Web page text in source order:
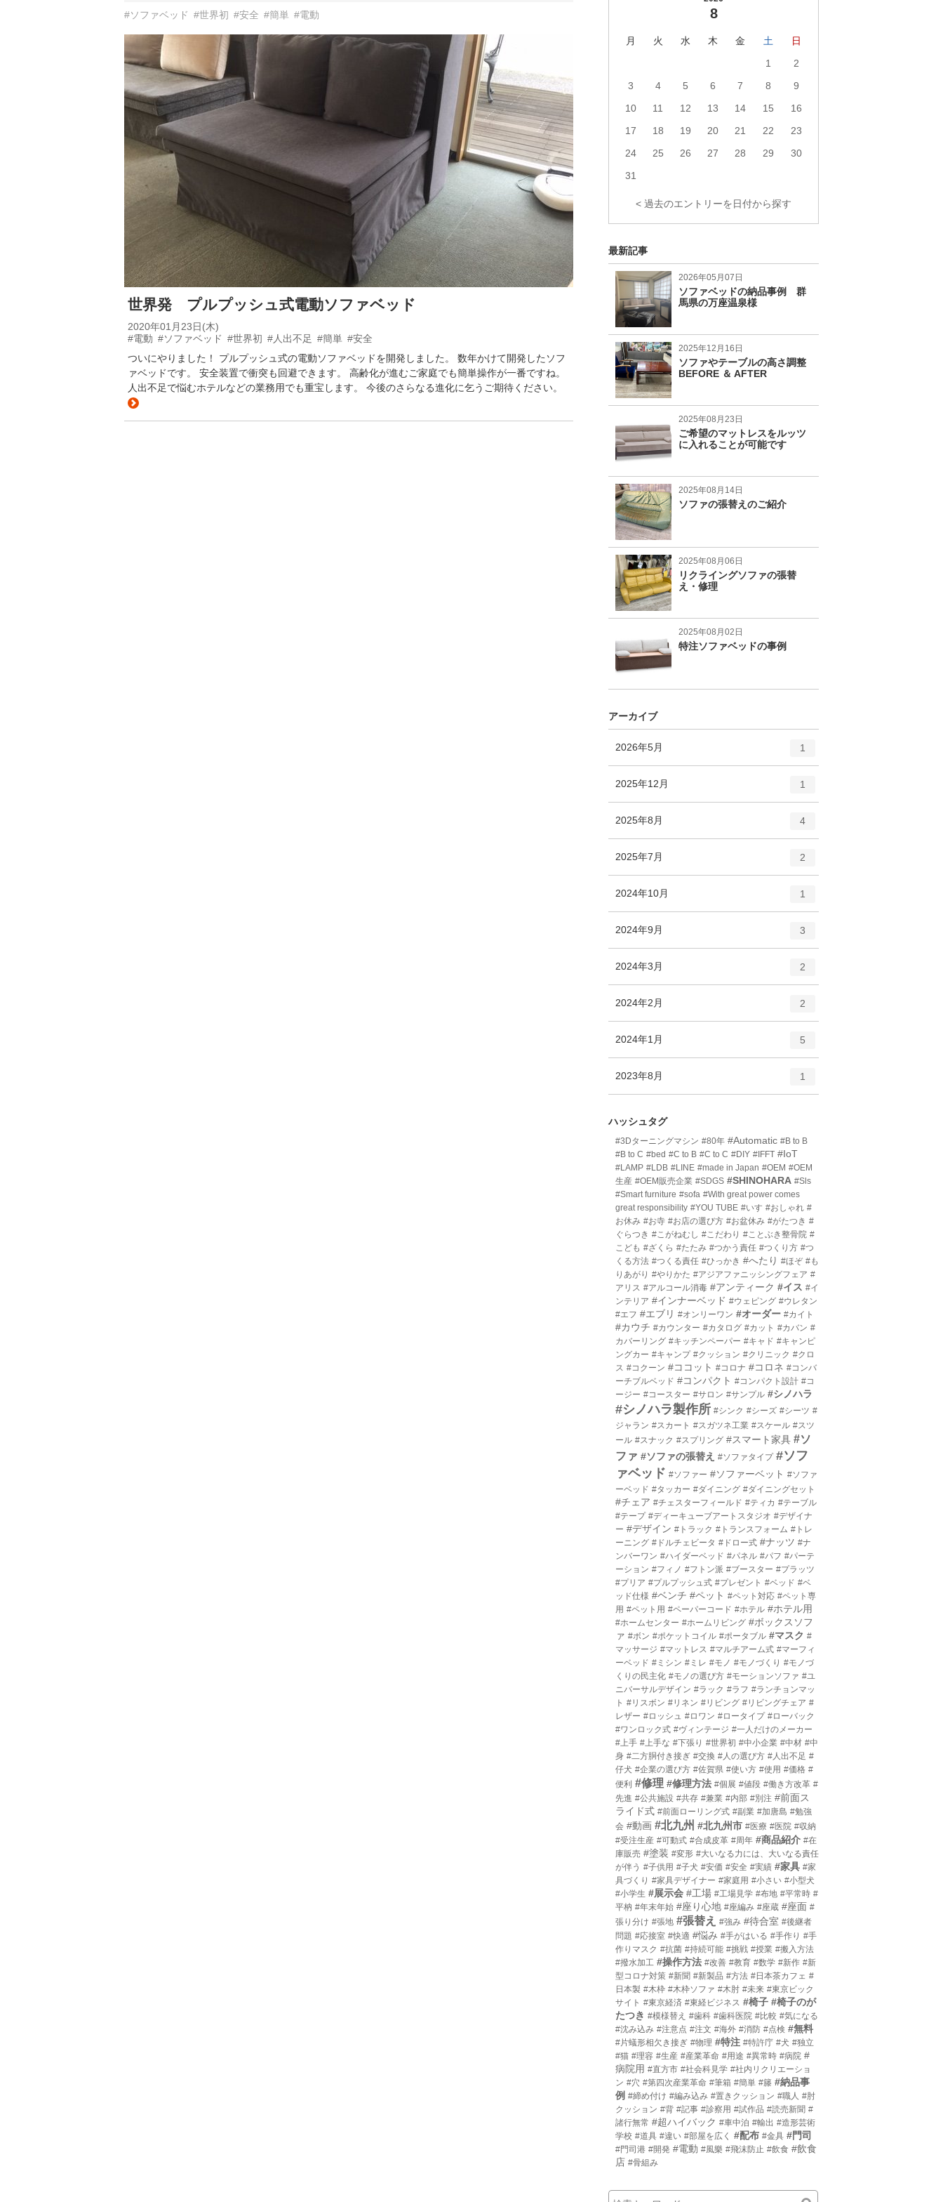
#ソファベッド #世界初 #安全 #簡単 #電動
世界発 プルプッシュ式電動ソファベッド
2020年01月23日(木)
#電動 #ソファベッド #世界初 #人出不足 #簡単 #安全
ついにやりました！ プルプッシュ式の電動ソファベッドを開発しました。 数年かけて開発したソフ
ァベッドです。 安全装置で衝突も回避できます。 高齢化が進むご家庭でも簡単操作が一番ですね。
人出不足で悩むホテルなどの業務用でも重宝します。 今後のさらなる進化に乞うご期待ください。
8
月 火 水 木 金 土
日
1
2
3
4 5 6 7 8
9
10
11 12 13 14 15
16
17
18 19 20 21 22
23
24
25 26 27 28 29
30
31
< 過去のエントリーを日付から探す
最新記事
2026年05月07日
ソファベッドの納品事例 群
馬県の万座温泉様
2025年12月16日
ソファやテーブルの高さ調整
BEFORE ＆ AFTER
2025年08月23日
ご希望のマットレスをルッツ
に入れることが可能です
2025年08月14日
ソファの張替えのご紹介
2025年08月06日
リクライングソファの張替
え・修理
2025年08月02日
特注ソファベッドの事例
アーカイブ
2026年5月
リ
ー
1
2025年12月
ー
1
2025年8月
ー
数
4
2025年7月
リ
ー
2
2024年10月
ー
1
2024年9月
ー
3
2024年3月
ー
2
2024年2月
ー
2
2024年1月
ー
5
2023年8月
リ
数
1
ハッシュタグ
#3Dターニングマシン #80年 #Automatic #B to B
#B to C #bed #C to B #C to C #DIY #IFFT #IoT
#LAMP #LDB #LINE #made in Japan #OEM #OEM
生産 #OEM販売企業 #SDGS #SHINOHARA #Sls
#Smart furniture #sofa #With great power comes
great responsibility #YOU TUBE #いす #おしゃれ #
お休み #お寺 #お店の選び方 #お盆休み #がたつき #
ぐらつき #こがねむし #こだわり #ことぶき整骨院 #
こども #ざくら #たたみ #つかう責任 #つくり方 #つ
くる方法 #つくる責任 #ひっかき #へたり #ほぞ #も
りあがり #やりかた #アジアファニッシングフェア #
アリス #アルコール消毒 #アンティーク #イス #イ
ンテリア #インナーベッド #ウェピング #ウレタン
#エフ #エブリ #オンリーワン #オーダー #カイト
#カウチ #カウンター #カタログ #カット #カバン #
カバーリング #キッチンペーパー #キャド #キャンピ
ングカー #キャンプ #クッション #クリニック #クロ
ス #コクーン #ココット #コロナ #コロネ #コンバ
ーチブルベッド #コンパクト #コンパクト設計 #コ
ージー #コースター #サロン #サンプル #シノハラ
#シノハラ製作所 #シンク #シーズ #シーツ #
ジャラン #スカート #スガツネ工業 #スケール #スツ
ール #スナック #スプリング #スマート家具 #ソ
ファ #ソファの張替え #ソファタイプ #ソフ
ァベッド #ソファー #ソファーベット #ソファ
ーベッド #タッカー #ダイニング #ダイニングセット
#チェア #チェスターフィールド #ティカ #テーブル
#テープ #ディーキューブアートスタジオ #デザイナ
ー #デザイン #トラック #トランスフォーム #トレ
ーニング #ドルチェビータ #ドロー式 #ナッツ #ナ
ンバーワン #ハイダーベッド #パネル #パフ #パーテ
ーション #フィノ #フトン派 #ブースター #プラッツ
#プリア #プルプッシュ式 #プレゼント #ベッド #ベ
ッド仕様 #ベンチ #ペット #ペット対応 #ペット専
用 #ペット用 #ペーパーコード #ホテル #ホテル用
#ホームセンター #ホームリビング #ボックスソフ
ァ #ボン #ポケットコイル #ポータブル #マスク #
マッサージ #マットレス #マルチアーム式 #マーフィ
ーベッド #ミシン #ミレ #モノ #モノづくり #モノづ
くりの民主化 #モノの選び方 #モーションソファ #ユ
ニバーサルデザイン #ラック #ラフ #ランチョンマッ
ト #リスボン #リネン #リビング #リビングチェア #
レザー #ロッシュ #ロワン #ロータイプ #ローバック
#ワンロック式 #ヴィンテージ #一人だけのメーカー
#上手 #上手な #下張り #世界初 #中小企業 #中材 #中
身 #二方胴付き接ぎ #交換 #人の選び方 #人出不足 #
仔犬 #企業の選び方 #佐賀県 #使い方 #使用 #価格 #
便利 #修理 #修理方法 #個展 #値段 #働き方改革 #
先進 #公共施設 #共存 #兼業 #内部 #別注 #前面ス
ライド式 #前面ローリング式 #副業 #加唐島 #勉強
会 #動画 #北九州 #北九州市 #医療 #医院 #収納
#受注生産 #可動式 #合成皮革 #周年 #商品紹介 #在
庫販売 #塗装 #変形 #大いなる力には、大いなる責任
が伴う #子供用 #子犬 #安価 #安全 #実績 #家具 #家
具づくり #家具デザイナー #家庭用 #小さい #小型犬
#小学生 #展示会 #工場 #工場見学 #布地 #平常時 #
平枘 #年末年始 #座り心地 #座編み #座蔵 #座面 #
張り分け #張地 #張替え #強み #待合室 #後継者
問題 #応接室 #快適 #悩み #手がはいる #手作り #手
作りマスク #抗菌 #持続可能 #挑戦 #授業 #搬入方法
#撥水加工 #操作方法 #改善 #教育 #数学 #新作 #新
型コロナ対策 #新聞 #新製品 #方法 #日本茶カフェ #
日本製 #木枠 #木枠ソファ #木肘 #未来 #東京ビック
サイト #東京経済 #東経ビジネス #椅子 #椅子のが
たつき #模様替え #歯科 #歯科医院 #比較 #気になる
#沈み込み #注意点 #注文 #海外 #消防 #点検 #無料
#片蟻形相欠き接ぎ #物理 #特注 #特許庁 #犬 #独立
#猫 #理容 #生産 #産業革命 #用途 #異常時 #病院 #
病院用 #直方市 #社会科見学 #社内リクリエーショ
ン #穴 #第四次産業革命 #筆箱 #簡単 #籐 #納品事
例 #締め付け #編み込み #置きクッション #職人 #肘
クッション #背 #記事 #診察用 #試作品 #読売新聞 #
諸行無常 #超ハイバック #車中泊 #輸出 #造形芸術
学校 #道具 #違い #部屋を広く #配布 #金具 #門司
#門司港 #開発 #電動 #風樂 #飛沫防止 #飲食 #飲食
店 #骨組み